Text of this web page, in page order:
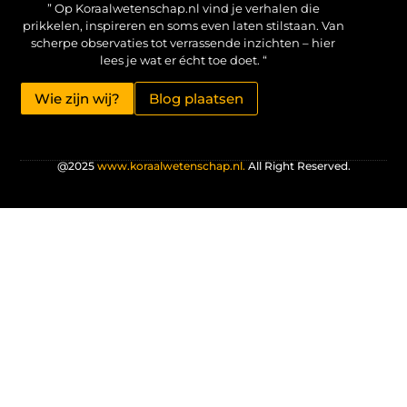
” Op Koraalwetenschap.nl vind je verhalen die
prikkelen, inspireren en soms even laten stilstaan. Van
scherpe observaties tot verrassende inzichten – hier
lees je wat er écht toe doet. “
Wie zijn wij? Blog plaatsen
@2025www.koraalwetenschap.nl.All Right Reserved.